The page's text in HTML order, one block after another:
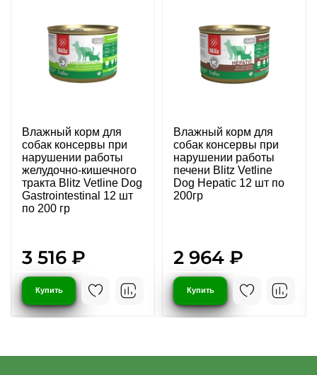
Влажный корм для
собак консервы при
нарушении работы
желудочно-кишечного
тракта Blitz Vetline Dog
Gastrointestinal 12 шт
по 200 гр
3 516 ₽
Купить
Влажный корм для
собак консервы при
нарушении работы
печени Blitz Vetline
Dog Hepatic 12 шт по
200гр
2 964 ₽
Купить